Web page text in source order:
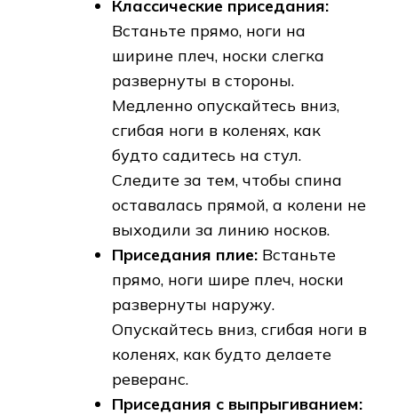
Классические приседания:
Встаньте прямо, ноги на
ширине плеч, носки слегка
развернуты в стороны.
Медленно опускайтесь вниз,
сгибая ноги в коленях, как
будто садитесь на стул.
Следите за тем, чтобы спина
оставалась прямой, а колени не
выходили за линию носков.
Приседания плие: Встаньте
прямо, ноги шире плеч, носки
развернуты наружу.
Опускайтесь вниз, сгибая ноги в
коленях, как будто делаете
реверанс.
Приседания с выпрыгиванием: